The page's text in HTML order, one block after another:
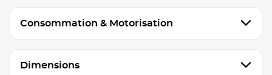
Consommation & Motorisation
Dimensions